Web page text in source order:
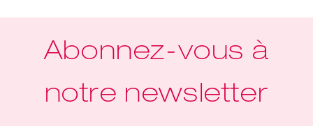
Abonnez-vous à
notre newsletter